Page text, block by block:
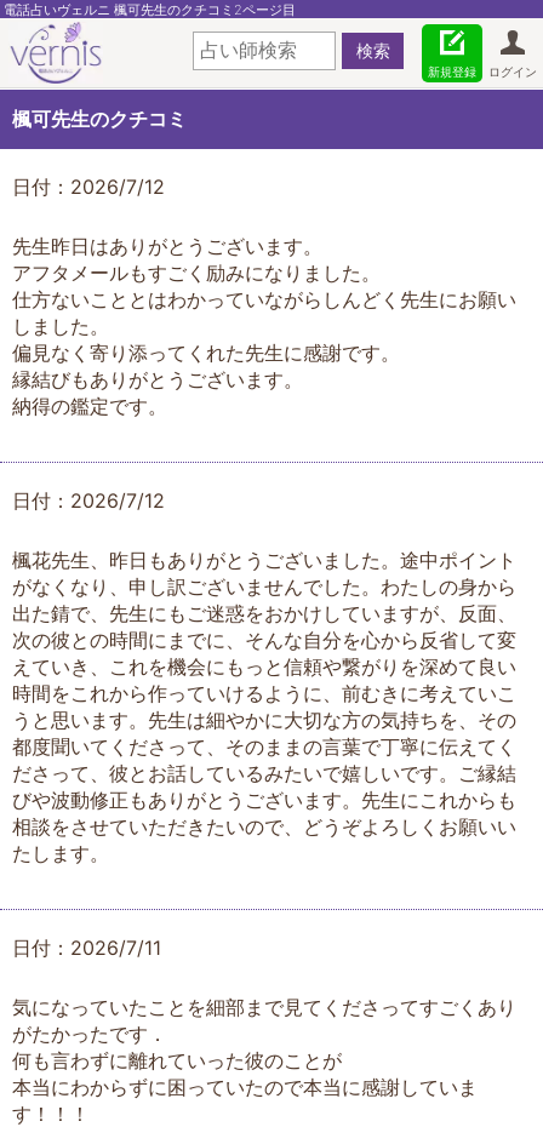
電話占いヴェルニ 楓可先生のクチコミ2ページ目
ログイン
新規登録
楓可先生のクチコミ
日付：2026/7/12
先生昨日はありがとうございます。
アフタメールもすごく励みになりました。
仕方ないこととはわかっていながらしんどく先生にお願い
しました。
偏見なく寄り添ってくれた先生に感謝です。
縁結びもありがとうございます。
納得の鑑定です。
日付：2026/7/12
楓花先生、昨日もありがとうございました。途中ポイント
がなくなり、申し訳ございませんでした。わたしの身から
出た錆で、先生にもご迷惑をおかけしていますが、反面、
次の彼との時間にまでに、そんな自分を心から反省して変
えていき、これを機会にもっと信頼や繋がりを深めて良い
時間をこれから作っていけるように、前むきに考えていこ
うと思います。先生は細やかに大切な方の気持ちを、その
都度聞いてくださって、そのままの言葉で丁寧に伝えてく
ださって、彼とお話しているみたいで嬉しいです。ご縁結
びや波動修正もありがとうございます。先生にこれからも
相談をさせていただきたいので、どうぞよろしくお願いい
たします。
日付：2026/7/11
気になっていたことを細部まで見てくださってすごくあり
がたかったです．
何も言わずに離れていった彼のことが
本当にわからずに困っていたので本当に感謝していま
す！！！